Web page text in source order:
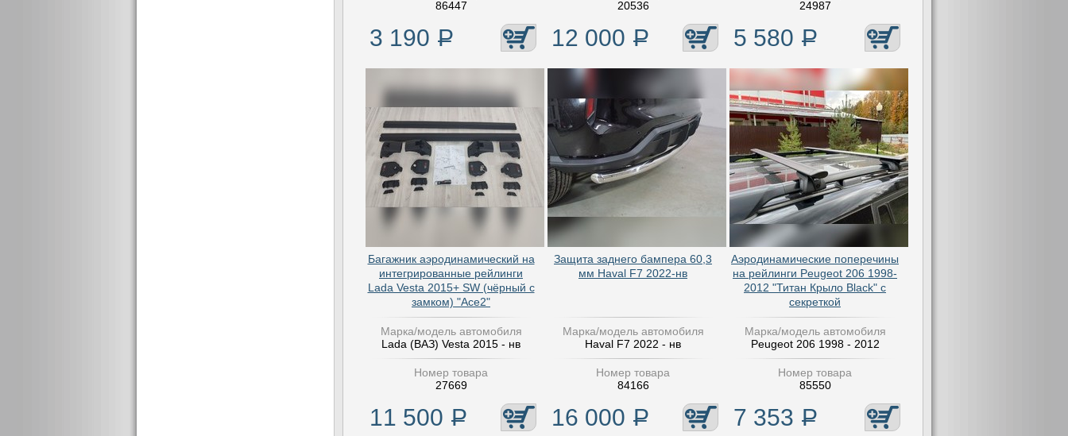
86447
3 190 Р
20536
12 000 Р
24987
5 580 Р
Багажник аэродинамический на
интегрированные рейлинги
Lada Vesta 2015+ SW (чёрный с
замком) "Ace2"
Марка/модель автомобиля
Lada (ВАЗ) Vesta 2015 - нв
Номер товара
27669
11 500 Р
Защита заднего бампера 60,3
мм Haval F7 2022-нв
Марка/модель автомобиля
Haval F7 2022 - нв
Номер товара
84166
16 000 Р
Аэродинамические поперечины
на рейлинги Peugeot 206 1998-
2012 "Титан Крыло Black" с
секреткой
Марка/модель автомобиля
Peugeot 206 1998 - 2012
Номер товара
85550
7 353 Р